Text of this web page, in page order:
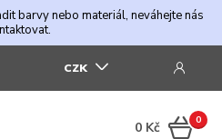
barvy nebo materiál, neváhejte nás
CZK
0
0 Kč